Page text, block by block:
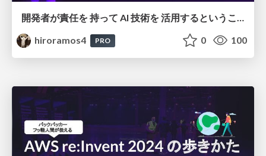
開発者が責任を 持って AI 技術を 活用するということ
hiroramos4
PRO 0 100